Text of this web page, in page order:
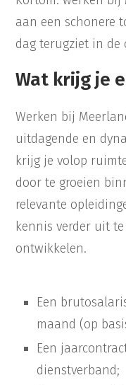
aan een schonere
dag terugziet in de
Wat krijg je
Werken bij
uitdagende en
krijg je volop
door te groeien
relevante
kennis verder uit
ontwikkelen.
Een
maand (op
Een
dienstverband;